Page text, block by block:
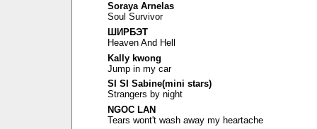
Soraya Arnelas
Soul Survivor
ШИРБЭТ
Heaven And Hell
Kally kwong
Jump in my car
SI SI Sabine(mini stars)
Strangers by night
NGOC LAN
Tears wont't wash away my heartache